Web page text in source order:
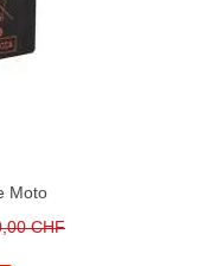
Moto
CHF